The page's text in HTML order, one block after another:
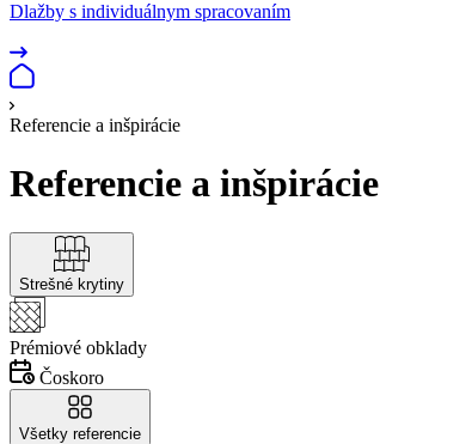
Dlažby s individuálnym spracovaním
Referencie a inšpirácie
Referencie a inšpirácie
Strešné krytiny
Prémiové obklady
Čoskoro
Všetky referencie